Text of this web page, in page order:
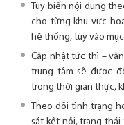
Tùy biến nội dung
cho từng khu vực
hệ thống, tùy vào
Cập nhật tức thì –
trung tâm sẽ được
trong thời gian thực,
Theo dõi tình trạng
sát kết nối, trạng